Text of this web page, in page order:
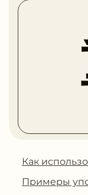
Как
Примеры